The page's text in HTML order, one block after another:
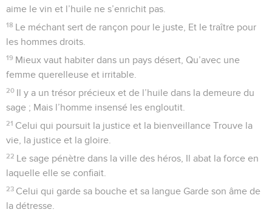
aime le vin et l’huile ne s’enrichit pas.
18 Le méchant sert de rançon pour le juste, Et le traître pour
les hommes droits.
19 Mieux vaut habiter dans un pays désert, Qu’avec une
femme querelleuse et irritable.
20 Il y a un trésor précieux et de l’huile dans la demeure du
sage ; Mais l’homme insensé les engloutit.
21 Celui qui poursuit la justice et la bienveillance Trouve la
vie, la justice et la gloire.
22 Le sage pénètre dans la ville des héros, Il abat la force en
laquelle elle se confiait.
23 Celui qui garde sa bouche et sa langue Garde son âme de
la détresse.